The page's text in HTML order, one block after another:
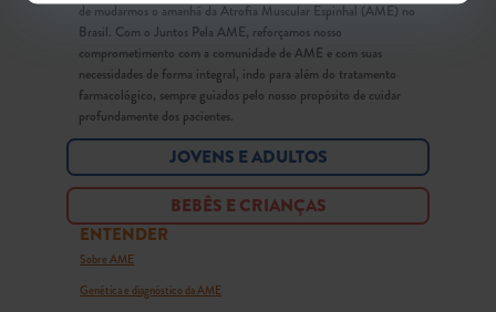
de mudarmos o amanhã da Atrofia Muscular Espinhal (AME) no
Brasil. Com o Juntos Pela AME, reforçamos nosso
comprometimento com a comunidade de AME e com suas
necessidades de forma integral, indo para além do tratamento
farmacológico, sempre guiados pelo nosso propósito de cuidar
profundamente dos pacientes.
JOVENS E ADULTOS
BEBÊS E CRIANÇAS
ENTENDER
Sobre AME
Genética e diagnóstico da AME